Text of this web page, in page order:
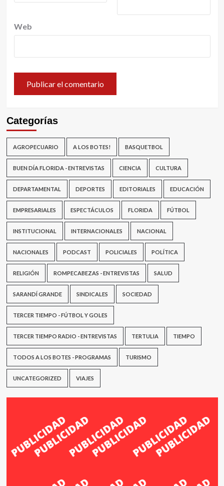
Web
Categorías
AGROPECUARIO A LOS BOTES! BASQUETBOL
BUEN DÍA FLORIDA - ENTREVISTAS CIENCIA CULTURA
DEPARTAMENTAL DEPORTES EDITORIALES EDUCACIÓN
EMPRESARIALES ESPECTÁCULOS FLORIDA FÚTBOL
INSTITUCIONAL INTERNACIONALES NACIONAL
NACIONALES PODCAST POLICIALES POLÍTICA
RELIGIÓN ROMPECABEZAS - ENTREVISTAS SALUD
SARANDÍ GRANDE SINDICALES SOCIEDAD
TERCER TIEMPO - FÚTBOL Y GOLES
TERCER TIEMPO RADIO - ENTREVISTAS TERTULIA TIEMPO
TODOS A LOS BOTES - PROGRAMAS TURISMO
UNCATEGORIZED VIAJES